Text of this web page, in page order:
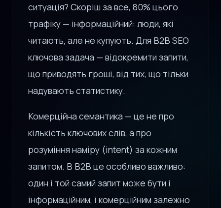
ситуація? Скоріш за все, 80% цього
трафіку — інформаційний: люди, які
читають, але не купують. Для B2B SEO
ключова задача — відокремити запити,
що приводять гроші, від тих, що тільки
надувають статистику.
Комерційна семантика — це не про
кількість ключових слів, а про
розуміння наміру (intent) за кожним
запитом. В B2B це особливо важливо:
один і той самий запит може бути і
інформаційним, і комерційним залежно